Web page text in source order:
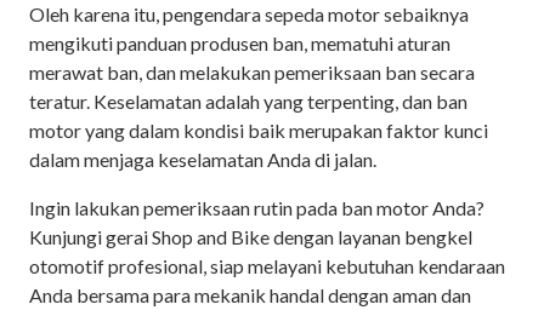
Oleh karena itu, pengendara sepeda motor sebaiknya
mengikuti panduan produsen ban, mematuhi aturan
merawat ban, dan melakukan pemeriksaan ban secara
teratur. Keselamatan adalah yang terpenting, dan ban
motor yang dalam kondisi baik merupakan faktor kunci
dalam menjaga keselamatan Anda di jalan.
Ingin lakukan pemeriksaan rutin pada ban motor Anda?
Kunjungi gerai Shop and Bike dengan layanan bengkel
otomotif profesional, siap melayani kebutuhan kendaraan
Anda bersama para mekanik handal dengan aman dan